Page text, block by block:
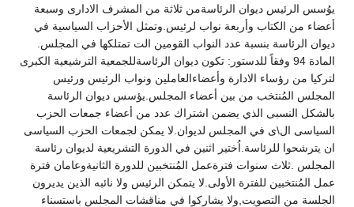
يوُسس الرئيس ديوان الرئاسةمن ثلاثة من المشرف الادارى وسبعة
أعضاء من الكتاب وأربعة نواب لرئيس.وتمثل الأحزاب السياسية في
ديوان الرئاسة بنسبة عدد النواب القومين الت تمتلكها في المجلس.
المادة 94 وفقاً للدستور: تكون ديوان الرئاسةللجمعية الترشيعية الكبرى
لتركيا من رؤساء الادارة وأعضاءالعاملين ونواب الرئيس ورئيس
المجلس المُنتخب من بين أعضاء المجلس.يؤسس ديوان الرئاسة
بالشكل النسبى الذي يضمن اشتراك عدد من أعضاء جمعات الحزب
السياسى ال\ى في المجلس لديوان.لا يمكن لجمعات الحزب السياسى
ان يترشحوا للرئاسة.اُختير اثنين في الدورة التشريعية لديوان رئاسة
المجلس .ثلاث سنوات فترةعمل المُنتخبين للدورة الثانيةوعامان فترة
عمل المُنتخبين للفترة الأولى.لا يتمكن الرئيس ولا نائبه الذين يديرون
الجلسة من التصويت,ولا يشاركوا في مناقشات المجلس باستسناء